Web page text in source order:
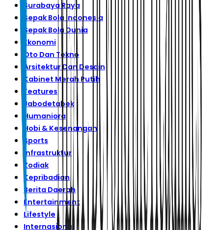
Surabaya Raya
Sepak Bola Indonesia
Sepak Bola Dunia
Ekonomi
Oto Dan Tekno
Arsitektur Dan Desain
Kabinet Merah Putih
Features
Jabodetabek
Humaniora
Hobi & Kesenangan
Sports
Infrastruktur
Zodiak
Kepribadian
Berita Daerah
Entertainment
Lifestyle
Internasional